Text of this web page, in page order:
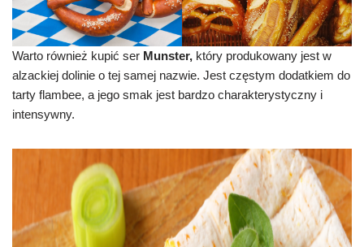
Warto również kupić ser Munster, który produkowany jest w
alzackiej dolinie o tej samej nazwie. Jest częstym dodatkiem do
tarty flambee, a jego smak jest bardzo charakterystyczny i
intensywny.